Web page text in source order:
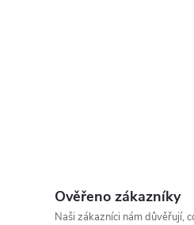
Ověřeno zákazníky
Naši zákazníci nám důvěřují,